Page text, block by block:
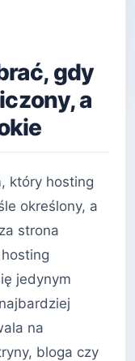
gdy
a
który hosting
określony, a
strona
jedynym
na
bloga czy